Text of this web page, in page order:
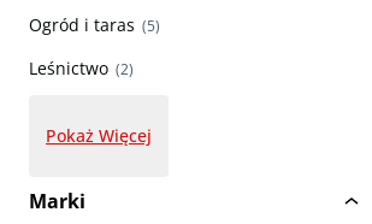
Ogród i taras (5)
Leśnictwo (2)
Pokaż Więcej
Marki